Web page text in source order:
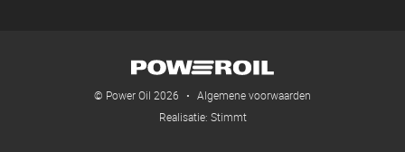
© Power Oil 2026 • Algemene voorwaarden
Realisatie: Stimmt